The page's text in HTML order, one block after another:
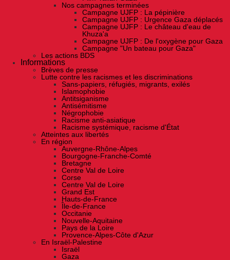
Nos campagnes terminées
Campagne UJFP : La pépinière
Campagne UJFP : Urgence Gaza déplacés
Campagne UJFP : Le château d'eau de
Khuza'a
Campagne UJFP : De l'oxygène pour Gaza
Campagne "Un bateau pour Gaza"
Les actions BDS
Informations
Brèves de presse
Lutte contre les racismes et les discriminations
Sans-papiers, réfugiés, migrants, exilés
Islamophobie
Antitsiganisme
Antisémitisme
Négrophobie
Racisme anti-asiatique
Racisme systémique, racisme d'État
Atteintes aux libertés
En région
Auvergne-Rhône-Alpes
Bourgogne-Franche-Comté
Bretagne
Centre Val de Loire
Corse
Centre Val de Loire
Grand Est
Hauts-de-France
Île-de-France
Occitanie
Nouvelle-Aquitaine
Pays de la Loire
Provence-Alpes-Côte d'Azur
En Israël-Palestine
Israël
Gaza